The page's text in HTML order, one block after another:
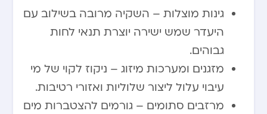
גינות מוצלות – השקיה מרובה בשילוב עם
היעדר שמש ישירה יוצרת תנאי לחות
גבוהים.
מזגנים ומערכות מיזוג – ניקוז לקוי של מי
עיבוי עלול ליצור שלוליות ואזורי רטיבות.
מרזבים סתומים – גורמים להצטברות מים